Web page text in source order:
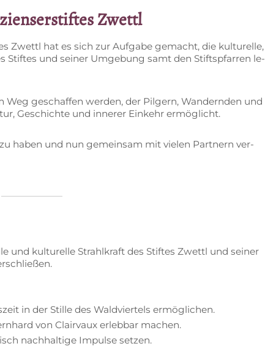
Zwettl
Zwettl hat es sich zur Auf­ga­be ge­macht, die kul­tu­rel­le,
Stif­tes und sei­ner Um­ge­bung samt den Stift­s­pfar­ren le­
ge­schaf­fen wer­den, der Pil­gern, Wan­dern­den und
Ge­schich­te und in­ne­rer Ein­kehr ermöglicht.
ha­ben und nun ge­mein­sam mit vie­len Part­nern ver­
und kul­tu­rel­le Strahl­kraft des Stif­tes Zwettl und sei­ner
in der Stil­le des Wald­vier­tels ermöglichen.
von Clairvaux er­leb­bar machen.
nach­hal­ti­ge Im­pul­se setzen.